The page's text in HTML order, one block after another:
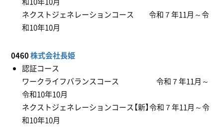
ネクストジェネレーションコース 令和７年11月～令
和10年10月
0460株式会社長姫
認証コース
ワークライフバランスコース 令和７年11月～
令和10年10月
ネクストジェネレーションコース【新】令和７年11月～令
和10年10月